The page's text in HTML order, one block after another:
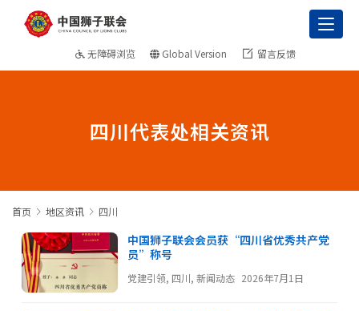
无障碍浏览 Global Version 留言反馈
四川代表处相关资讯
首页 地区资讯 四川
中国狮子联会会员获“四川省优秀共产党
员”称号
党建引领, 四川, 新闻动态 2026年7月1日